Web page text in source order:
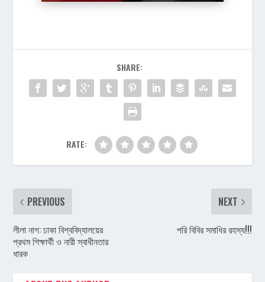
SHARE:
RATE:
PREVIOUS
লীলা নাগ: ঢাকা বিশ্ববিদ্যালয়ের
প্রথম শিক্ষার্থী ও নারী স্বাধীনতার
ধারক
NEXT
পরি বিবির সমাধির রহস্য!!!